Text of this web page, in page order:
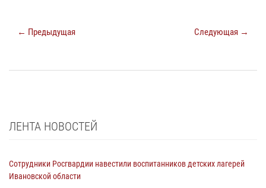
← Предыдущая Следующая →
ЛЕНТА НОВОСТЕЙ
Сотрудники Росгвардии навестили воспитанников детских лагерей
Ивановской области